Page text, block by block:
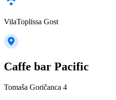
VilaToplissa Gost
Caffe bar Pacific
Tomaša Goričanca 4